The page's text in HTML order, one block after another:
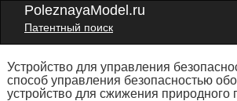
PoleznayaModel.ru
Патентный поиск
Устройство для управления
способ управления безопасностью
устройство для сжижения природного